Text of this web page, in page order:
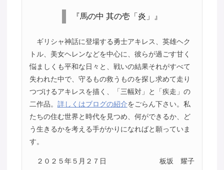
『馬の中 其の壱「炎」』
ギリシャ神話に登場する勇士アキレス、英雄ヘク
トル、美女ヘレンなどを中心に、彼らが過ごす甘く
悩ましくも平和な日々と、戦いの結果それがすべて
失われた中で、守るもの救うものを探し求めて走り
つづけるアキレスを描く、「三幅対」と「疾走」の
二作品。 詳しくはブログの紹介をごらん下さい。私
たちの住む世界と時代を見つめ、何ができるか、ど
う生きるかを考える手がかりになればと願っていま
す。
２０２５年５月２７日 板坂 耀子